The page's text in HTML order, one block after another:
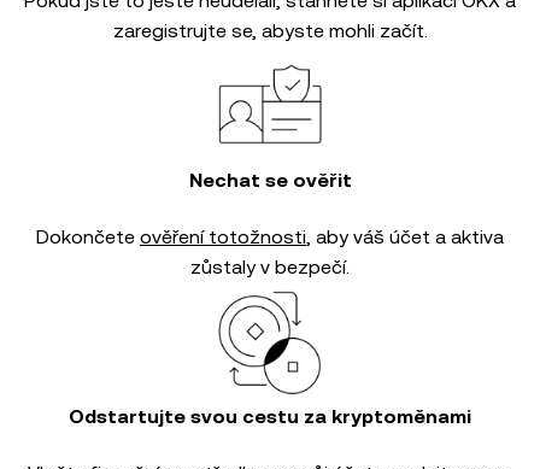
zaregistrujte se, abyste mohli začít.
Nechat se ověřit
Dokončete ověření totožnosti, aby váš účet a aktiva
zůstaly v bezpečí.
Odstartujte svou cestu za kryptoměnami